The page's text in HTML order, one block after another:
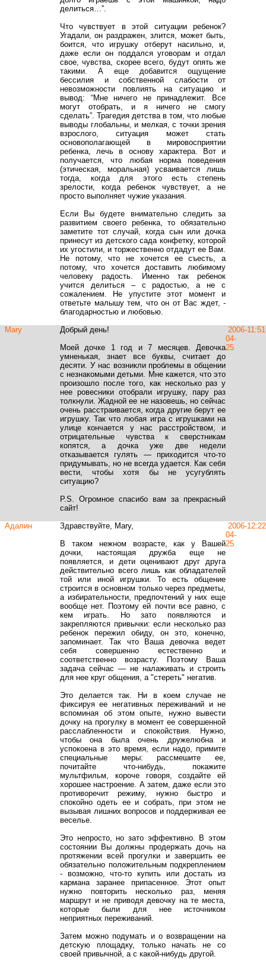
делиться…”.
Что чувствует в этой ситуации ребенок?
Угадали, он раздражен, злится, может быть,
боится, что игрушку отберут насильно, и,
даже если он поддался уговорам и отдал
свое, чувства, скорее всего, будут опять же
такими. А еще добавится ощущение
бессилия и собственной слабости от
невозможности повлиять на ситуацию и
вывод: “Мне ничего не принадлежит. Все
могут отобрать, и я ничего не смогу
сделать”. Трагедия детства в том, что любые
выводы глобальны, и мелкая, с точки зрения
взрослого, ситуация может стать
основополагающей в мировосприятии
ребенка, лечь в основу характера. Вот и
получается, что любая норма поведения
(этическая, моральная) усваивается лишь
тогда, когда для этого есть степень
зрелости, когда ребенок чувствует, а не
просто выполняет чужие указания.
Если Вы будете внимательно следить за
развитием своего ребенка, то обязательно
заметите тот случай, когда сын или дочка
принесут из детского сада конфетку, которой
их угостили, и торжественно отдадут ее Вам.
Не потому, что не хочется ее съесть, а
потому, что хочется доставить любимому
человеку радость. Именно так ребенок
учится делиться – с радостью, а не с
сожалением. Не упустите этот момент и
ответьте малышу тем, что он от Вас ждет, -
благодарностью и любовью.
Mary
Добрый день!
Моей дочке 1 год и 7 месяцев. Девочка
умненькая, знает все буквы, считает до
десяти. У нас возникли проблемы в общении
с незнакомыми детьми. Мне кажется, что это
произошло после того, как несколько раз у
нее ровесники отобрали игрушку, пару раз
толкнули. Жадной ее не назовешь, но сейчас
очень расстраивается, когда другие берут ее
игрушку. Так что любая игра с игрушками на
улице кончается у нас расстройством, и
отрицательные чувства к сверстникам
копятся, а дочка уже две недели
отказывается гулять — приходится что-то
придумывать, но не всегда удается. Как себя
вести, чтобы хотя бы не усугублять
ситуацию?
P.S. Огромное спасибо вам за прекрасный
сайт!
2006-
04-
25
Адалин
Здравствуйте, Mary,
В таком нежном возрасте, как у Вашей
дочки, настоящая дружба еще не
появляется, и дети оценивают друг друга
действительно всего лишь как обладателей
той или иной игрушки. То есть общение
строится в основном только через предметы,
а избирательности, предпочтений у них еще
вообще нет. Поэтому ей почти все равно, с
кем играть. Но зато появляются и
закрепляются привычки: если несколько раз
ребенок пережил обиду, он это, конечно,
запоминает. Так что Ваша девочка ведет
себя совершенно естественно и
соответственно возрасту. Поэтому Ваша
задача сейчас — не налаживать и строить
для нее круг общения, а "стереть" негатив.
Это делается так. Ни в коем случае не
фиксируя ее негативных переживаний и не
вспоминая об этом опыте, нужно вывести
дочку на прогулку в момент ее совершенной
расслабленности и спокойствия. Нужно,
чтобы она была очень дружелюбна и
успокоена в это время, если надо, примите
специальные меры: рассмешите ее,
почитайте что-нибудь, покажите
мультфильм, короче говоря, создайте ей
хорошее настроение. А затем, даже если это
противоречит режиму, нужно быстро и
спокойно одеть ее и собрать, при этом не
вызывая лишних вопросов и поддерживая ее
веселье.
Это непросто, но зато эффективно. В этом
состоянии Вы должны продержать дочь на
протяжении всей прогулки и завершить ее
обязательно положительным подкреплением
- возможно, что-то купить или достать из
кармана заранее припасенное. Этот опыт
нужно повторить несколько раз, меняя
маршрут и не приводя девочку на те места,
которые были для нее источником
неприятных переживаний.
Затем можно подумать и о возвращении на
детскую площадку, только начать не со
своей привычной, а с какой-нибудь другой.
2006-
04-
25